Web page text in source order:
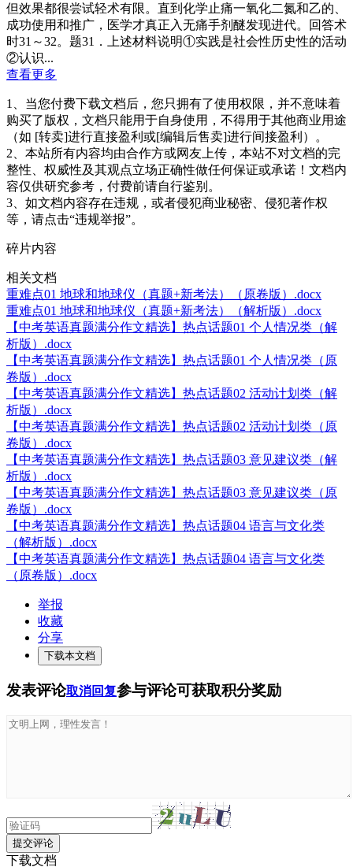
但效果都很尝试轻术有限。直到化学止痛一氧化二氮和乙的、
成功使用和推广，医学才真正入无痛手剂醚发现进代。回答术
时31～32。题31．上述材料说明①实践是社会性历史性的活动
②认识...
查看更多
1、当您付费下载文档后，您只拥有了使用权限，并不意味着
购买了版权，文档只能用于自身使用，不得用于其他商业用途
（如 [转卖]进行直接盈利或[编辑后售卖]进行间接盈利）。
2、本站所有内容均由合作方或网友上传，本站不对文档的完
整性、权威性及其观点立场正确性做任何保证或承诺！文档内
容仅供研究参考，付费前请自行鉴别。
3、如文档内容存在违规，或者侵犯商业秘密、侵犯著作权
等，请点击“违规举报”。
碎片内容
相关文档
重难点01 地球和地球仪（真题+新考法）（原卷版）.docx
重难点01 地球和地球仪（真题+新考法）（解析版）.docx
【中考英语真题满分作文精选】热点话题01 个人情况类（解
析版）.docx
【中考英语真题满分作文精选】热点话题01 个人情况类（原
卷版）.docx
【中考英语真题满分作文精选】热点话题02 活动计划类（解
析版）.docx
【中考英语真题满分作文精选】热点话题02 活动计划类（原
卷版）.docx
【中考英语真题满分作文精选】热点话题03 意见建议类（解
析版）.docx
【中考英语真题满分作文精选】热点话题03 意见建议类（原
卷版）.docx
【中考英语真题满分作文精选】热点话题04 语言与文化类
（解析版）.docx
【中考英语真题满分作文精选】热点话题04 语言与文化类
（原卷版）.docx
举报
收藏
分享
下载本文档
发表评论取消回复参与评论可获取积分奖励
提交评论
下载文档